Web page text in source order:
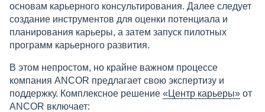
основам карьерного консультирования. Далее следует
создание инструментов для оценки потенциала и
планирования карьеры, а затем запуск пилотных
программ карьерного развития.
В этом непростом, но крайне важном процессе
компания ANCOR предлагает свою экспертизу и
поддержку. Комплексное решение «Центр карьеры» от
ANCOR включает: